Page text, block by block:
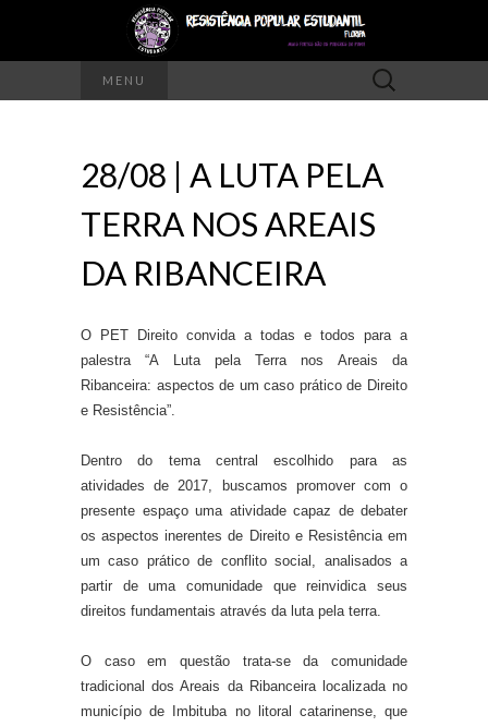
MENU
Pesquisar
por:
28/08 | A LUTA PELA
TERRA NOS AREAIS
DA RIBANCEIRA
O PET Direito convida a todas e todos para a
palestra “A Luta pela Terra nos Areais da
Ribanceira: aspectos de um caso prático de Direito
e Resistência”.
Dentro do tema central escolhido para as
atividades de 2017, buscamos promover com o
presente espaço uma atividade capaz de debater
os aspectos inerentes de Direito e Resistência em
um caso prático de conflito social, analisados a
partir de uma comunidade que reinvidica seus
direitos fundamentais através da luta pela terra.
O caso em questão trata-se da comunidade
tradicional dos Areais da Ribanceira localizada no
município de Imbituba no litoral catarinense, que